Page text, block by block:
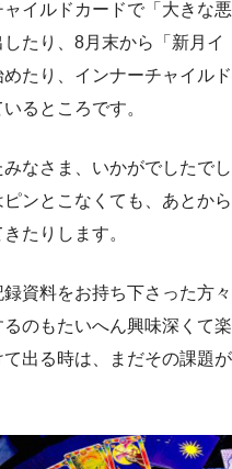
イルドカードで「大きな悪
たり、8月末から「新月イ
たり、インナーチャイルド
るところです。
なさま、いかがでしたでし
ンとこなくても、あとから
たりします。
資料をお持ち下さった方々
のもたいへん興味深くて楽
出る時は、まだその課題が